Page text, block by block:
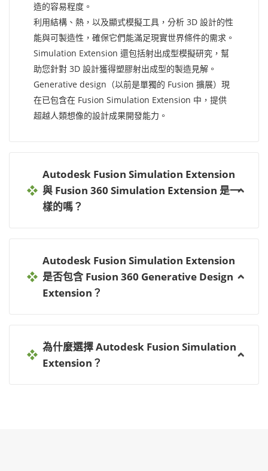
造的容易程度。
利用結構、熱，以及顯式模擬工具，分析 3D 設計的性
能與可製造性，確保它們能滿足現實世界條件的需求。
Simulation Extension 還包括射出成型模擬研究，幫
助您針對 3D 設計獲得塑膠射出成型的製造見解。
Generative design（以前是單獨的 Fusion 擴展）現
在已包含在 Fusion Simulation Extension 中，提供
超越人類想像的設計成果開發能力。
Autodesk Fusion Simulation Extension
與 Fusion 360 Simulation Extension 是一
樣的嗎？
Autodesk Fusion Simulation Extension
是否包含 Fusion 360 Generative Design
Extension？
為什麼選擇 Autodesk Fusion Simulation
Extension？